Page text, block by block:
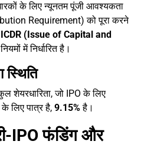
के लिए न्यूनतम पूंजी आवश्यकता
Requirement) को पूरा करने
ICDR (Issue of Capital and
नियमों में निर्धारित है।
स्थिति
शेयरधारिता, जो IPO के लिए
लिए पात्र है, 9.15%है।
IPO फंडिंग और